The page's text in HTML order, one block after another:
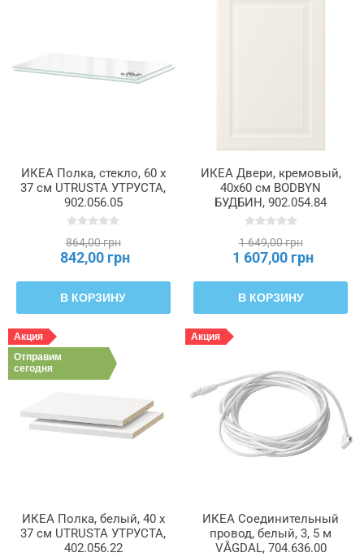
ИКЕА Полка, стекло, 60 x
37 см UTRUSTA УТРУСТА,
902.056.05
864,00 грн
842,00 грн
В КОРЗИНУ
ИКЕА Двери, кремовый,
40x60 см BODBYN
БУДБИН, 902.054.84
1 649,00 грн
1 607,00 грн
В КОРЗИНУ
Акция
Отправим
сегодня
ИКЕА Полка, белый, 40 x
37 см UTRUSTA УТРУСТА,
402.056.22
Акция
ИКЕА Соединительный
провод, белый, 3, 5 м
VÅGDAL, 704.636.00